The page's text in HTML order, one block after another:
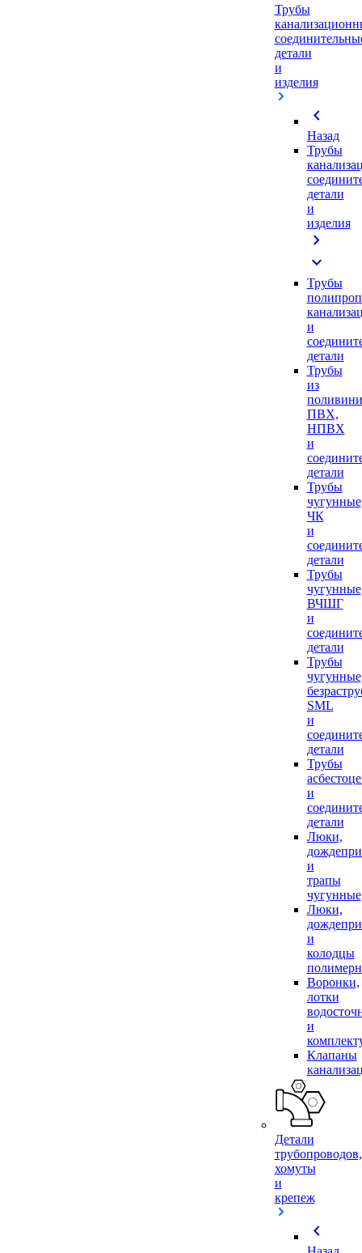
Трубы
детали
и
изделия
chevron_left
Назад
Трубы
детали
и
изделия
chevron_right
expand_more
Трубы
и
детали
Трубы
из
ПВХ,
НПВХ
и
детали
Трубы
чугунные
ЧК
и
детали
Трубы
чугунные
ВЧШГ
и
детали
Трубы
чугунные
SML
и
детали
Трубы
и
детали
Люки,
и
трапы
чугунные
Люки,
и
колодцы
Воронки,
лотки
и
Клапаны
Детали
трубопроводов,
хомуты
и
крепеж
chevron_left